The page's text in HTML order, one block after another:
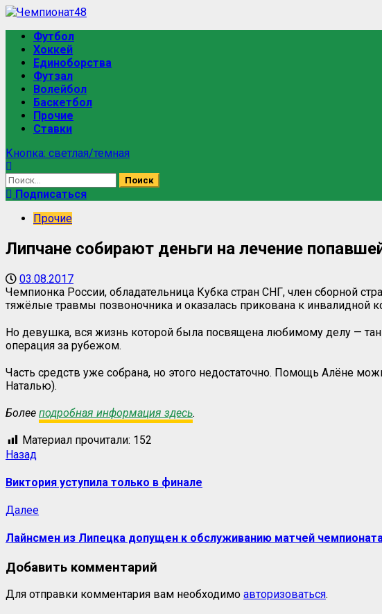
Футбол
Хоккей
Единоборства
Футзал
Волейбол
Баскетбол
Прочие
Ставки
Кнопка: светлая/темная
Подписаться
Прочие
Липчане собирают деньги на лечение
03.08.2017
Чемпионка России, обладательница Кубка стран СНГ, член сборной
тяжёлые травмы позвоночника и оказалась прикована к инвалидной
Но девушка, вся жизнь которой была посвящена любимому делу —
операция за рубежом.
Часть средств уже собрана, но этого недостаточно. Помощь Алёне
Наталью).
Более подробная информация здесь.
Материал прочитали: 152
Назад
Виктория уступила только в финале
Далее
Лайнсмен из Липецка допущен к обслуживанию матчей
Добавить комментарий
Для отправки комментария вам необходимо авторизоваться.